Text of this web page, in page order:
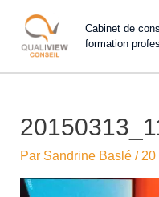
Cabinet de
formation
Par Sandrine Baslé / 20